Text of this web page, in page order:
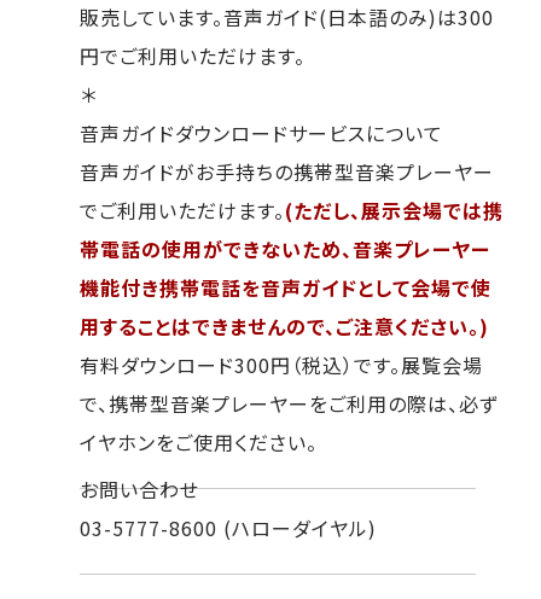
販売しています。音声ガイド(日本語のみ)は300
円でご利用いただけます。
＊
音声ガイドダウンロードサービスについて
音声ガイドがお手持ちの携帯型音楽プレーヤー
でご利用いただけます。(ただし、展示会場では携
帯電話の使用ができないため、音楽プレーヤー
機能付き携帯電話を音声ガイドとして会場で使
用することはできませんので、ご注意ください。)
有料ダウンロード300円（税込）です。展覧会場
で、携帯型音楽プレーヤーをご利用の際は、必ず
イヤホンをご使用ください。
お問い合わせ
03-5777-8600 (ハローダイヤル)